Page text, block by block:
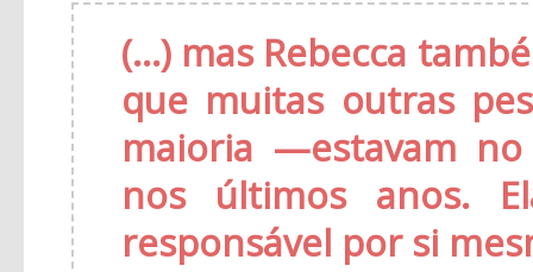
(...) mas Rebecca
que muitas outras
maioria —estavam
nos últimos anos.
responsável por si